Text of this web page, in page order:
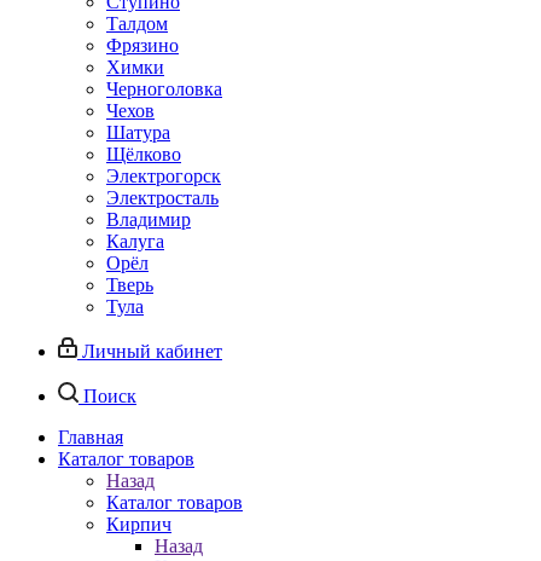
Талдом
Фрязино
Химки
Черноголовка
Чехов
Шатура
Щёлково
Электрогорск
Электросталь
Владимир
Калуга
Орёл
Тверь
Тула
Личный кабинет
Поиск
Главная
Каталог товаров
Назад
Каталог товаров
Кирпич
Назад